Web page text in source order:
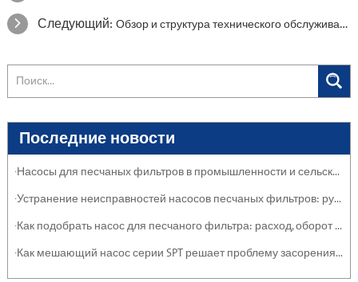
Следующий: Обзор и структура технического обслуживания промышленных насосов
Последние новости
·Насосы для песчаных фильтров в промышленности и сельском хозяйстве: защита систем
·Устранение неисправностей насосов песчаных фильтров: руководство по обслуживанию
·Как подобрать насос для песчаного фильтра: расход, оборот и эффективность
·Как мешающий насос серии SPT решает проблему засорения тяжелыми отложениями и суспензиями